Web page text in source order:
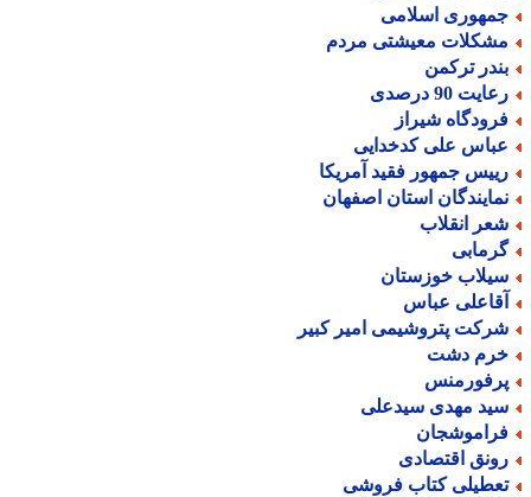
اسلامی
معیشتی مردم
ترکمن
90 درصدی
شیراز
علی کدخدایی
جمهور فقید آمریکا
استان اصفهان
انقلاب
خوزستان
عباس
پتروشیمی امیر کبیر
دشت
مهدی سیدعلی
اقتصادی
کتاب فروشی